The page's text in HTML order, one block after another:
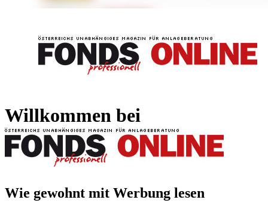
Willkommen bei
Wie gewohnt mit Werbung lesen